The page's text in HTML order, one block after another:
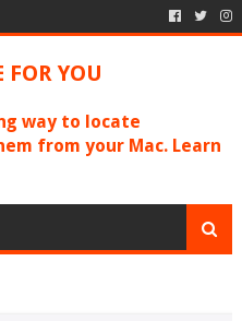
FOR YOU
way to locate
from your Mac. Learn